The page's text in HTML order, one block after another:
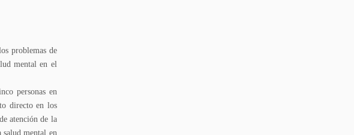
problemas de
mental en el
personas en
directo en los
atención de la
mental en